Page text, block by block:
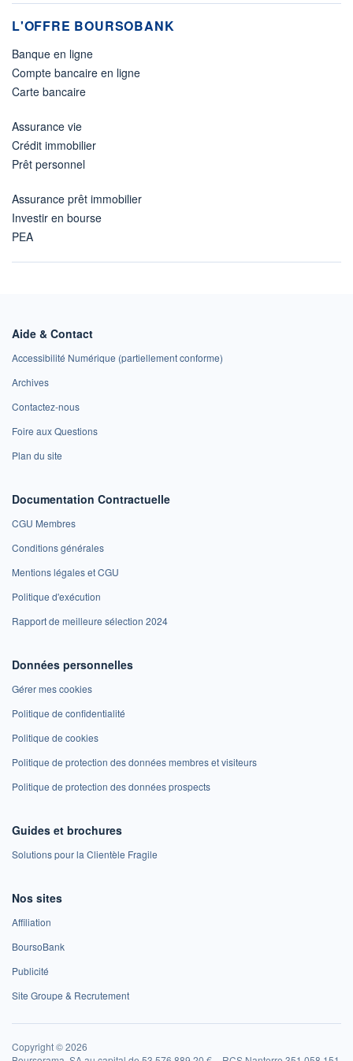
L'OFFRE BOURSOBANK
Banque en ligne
Compte bancaire en ligne
Carte bancaire
Assurance vie
Crédit immobilier
Prêt personnel
Assurance prêt immobilier
Investir en bourse
PEA
Aide & Contact
Accessibilité Numérique (partiellement conforme)
Archives
Contactez-nous
Foire aux Questions
Plan du site
Documentation Contractuelle
CGU Membres
Conditions générales
Mentions légales et CGU
Politique d'exécution
Rapport de meilleure sélection 2024
Données personnelles
Gérer mes cookies
Politique de confidentialité
Politique de cookies
Politique de protection des données membres et visiteurs
Politique de protection des données prospects
Guides et brochures
Solutions pour la Clientèle Fragile
Nos sites
Affiliation
BoursoBank
Publicité
Site Groupe & Recrutement
Copyright © 2026